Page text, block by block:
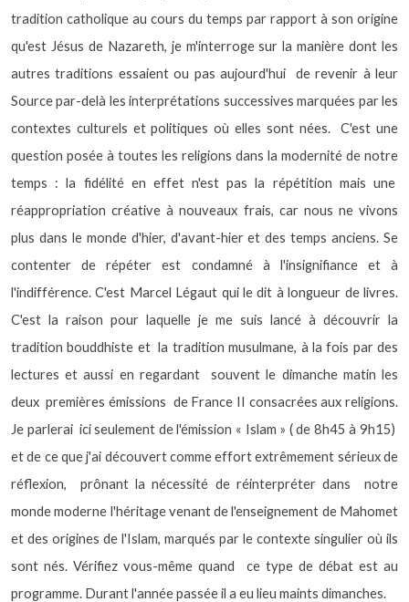
tradition catholique au cours du temps par rapport à son origine
qu'est Jésus de Nazareth, je m'interroge sur la manière dont les
autres traditions essaient ou pas aujourd'hui
de revenir à leur
Source par-delà les interprétations successives marquées par les
contextes culturels et politiques où elles sont nées.
C'est une
question posée à toutes les religions dans la modernité de notre
temps : la fidélité en effet n'est pas la répétition mais une
réappropriation créative à nouveaux frais, car nous ne vivons
plus dans le monde d'hier, d'avant-hier et des temps anciens. Se
contenter de répéter est condamné à l'insignifiance et à
l'indifférence. C'est Marcel Légaut qui le dit à longueur de livres.
C'est la raison pour laquelle je me suis lancé à découvrir la
tradition bouddhiste et la tradition musulmane, à la fois par des
lectures et aussi en regardant
souvent le dimanche matin les
deux premières émissions de France II consacrées aux religions.
Je parlerai ici seulement de l'émission « Islam » ( de 8h45 à 9h15)
et de ce que j'ai découvert comme effort extrêmement sérieux de
réflexion,
prônant la nécessité de réinterpréter dans
notre
monde moderne l'héritage venant de l'enseignement de Mahomet
et des origines de l'Islam, marqués par le contexte singulier où ils
sont nés. Vérifiez vous-même quand
ce type de débat est au
programme. Durant l'année passée il a eu lieu maints dimanches.